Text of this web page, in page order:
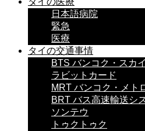
日本語病院
緊急
医療
タイの交通事情
BTS バンコク・スカ
ラビットカード
MRT バンコク・メト
BRT バス高速輸送シ
ソンテウ
トゥクトゥク